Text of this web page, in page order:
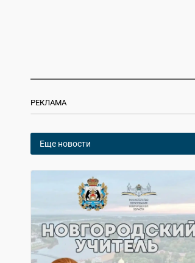
РЕКЛАМА
Еще новости